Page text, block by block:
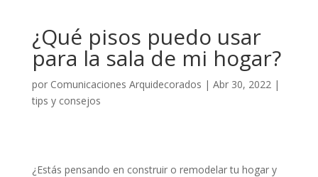
¿Qué pisos puedo usar
para la sala de mi hogar?
por Comunicaciones Arquidecorados | Abr 30, 2022|
tips y consejos
¿Estás pensando en construir o remodelar tu hogar y